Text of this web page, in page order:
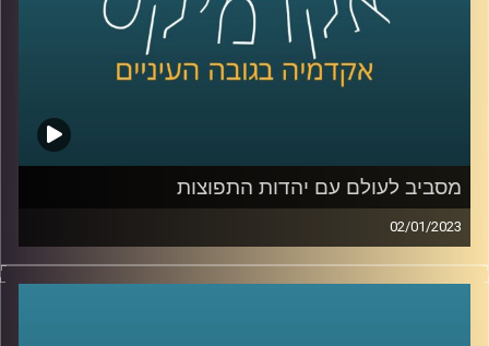
מסביב לעולם עם יהדות התפוצות
02/01/2023
הקשר בין מדינת ישראל ליהדות התפוצות הוא קשר חזק וארוך
שנים. מר יהונתן דייויס, ראש בית הספר הבינלאומי